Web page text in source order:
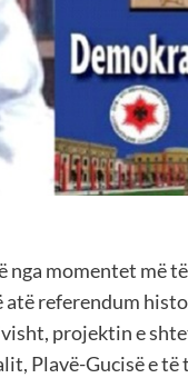
nga momentet më
referendum
projektin e
Plavë-Gucisë e të